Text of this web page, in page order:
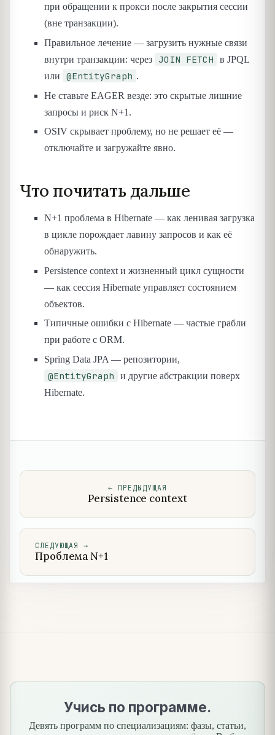
при обращении к прокси после закрытия сессии
(вне транзакции).
Правильное лечение — загрузить нужные связи
внутри транзакции: через JOIN FETCH
в JPQL
или
@EntityGraph .
Не ставьте EAGER везде: это скрытые лишние
запросы и риск N+1.
OSIV скрывает проблему, но не решает её —
отключайте и загружайте явно.
Что почитать дальше
N+1 проблема в Hibernate — как ленивая загрузка
в цикле порождает лавину запросов и как её
обнаружить.
Persistence context и жизненный цикл сущности
— как сессия Hibernate управляет состоянием
объектов.
Типичные ошибки с Hibernate — частые грабли
при работе с ORM.
Spring Data JPA — репозитории,
@EntityGraph
и другие абстракции поверх
Hibernate.
← ПРЕДЫДУЩАЯ
Persistence context
СЛЕДУЮЩАЯ →
Проблема N+1
Учись по программе.
Девять программ по специализациям: фазы, статьи,